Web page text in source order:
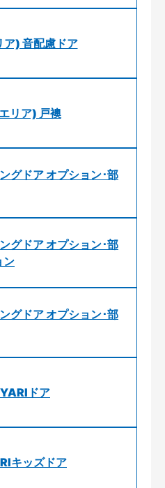
) 音配慮ドア
リア) 戸襖
グドア オプション･部
グドア オプション･部
ン
グドア オプション･部
ドア
キッズドア